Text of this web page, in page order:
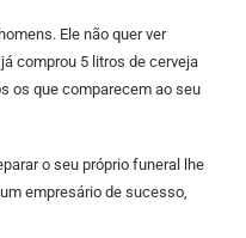
Ele não quer ver
comprou 5 litros de cerveja
os que comparecem ao seu
o seu próprio funeral lhe
empresário de sucesso,